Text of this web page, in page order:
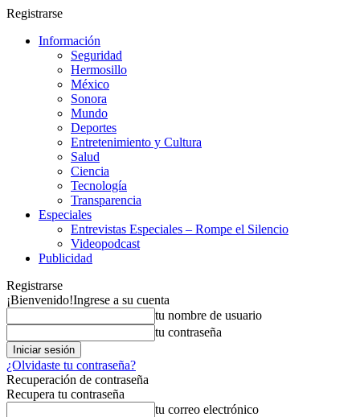
Registrarse
Información
Seguridad
Hermosillo
México
Sonora
Mundo
Deportes
Entretenimiento y Cultura
Salud
Ciencia
Tecnología
Transparencia
Especiales
Entrevistas Especiales – Rompe el Silencio
Videopodcast
Publicidad
Registrarse
¡Bienvenido!Ingrese a su cuenta
tu nombre de usuario
tu contraseña
¿Olvidaste tu contraseña?
Recuperación de contraseña
Recupera tu contraseña
tu correo electrónico